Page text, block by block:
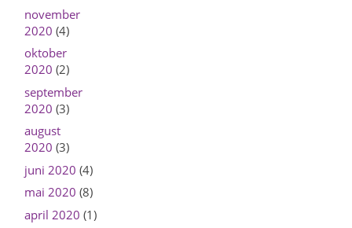
november
2020 (4)
oktober
2020 (2)
september
2020 (3)
august
2020 (3)
juni 2020 (4)
mai 2020 (8)
april 2020 (1)